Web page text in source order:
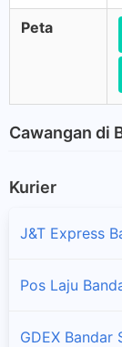
Peta
Cawangan di
Kurier
J&T Express
Pos Laju
GDEX Bandar